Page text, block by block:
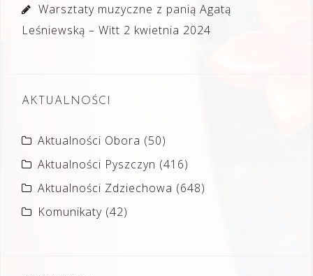
Warsztaty muzyczne z panią Agatą
Leśniewską – Witt 2 kwietnia 2024
AKTUALNOŚCI
Aktualności Obora (50)
Aktualności Pyszczyn (416)
Aktualności Zdziechowa (648)
Komunikaty (42)